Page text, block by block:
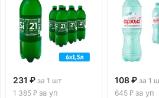
231 ₽ за 1 шт
1 385 ₽ за уп
108 ₽ за 1
645 ₽ за уп